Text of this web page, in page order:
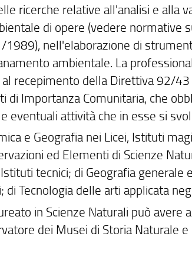
ricerche relative all'analisi e alla
di opere (vedere normative
nell'elaborazione di
ambientale. La
recepimento della Direttiva 92/43
di Importanza Comunitaria, che
eventuali attività che in esse si
e Geografia nei Licei, Istituti
ed Elementi di Scienze
tecnici; di Geografia generale
Tecnologia delle arti applicata
in Scienze Naturali può avere
dei Musei di Storia Naturale